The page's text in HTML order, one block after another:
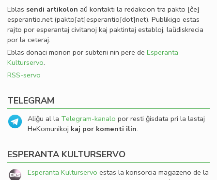
Eblas sendi artikolon aŭ kontakti la redakcion tra pakto [ĉe]
esperantio.net(pakto[at]esperantio[dot]net). Publikigo estas
rajto por esperantaj civitanoj kaj paktintaj establoj, laŭdiskrecia
por la ceteraj.
Eblas donaci monon por subteni nin pere de Esperanta
Kulturservo.
RSS-servo
TELEGRAM
Aliĝu al la Telegram-kanalo por resti ĝisdata pri la lastaj
HeKomunikoj kaj por komenti ilin.
ESPERANTA KULTURSERVO
Esperanta Kulturservo estas la konsorcia magazeno de la